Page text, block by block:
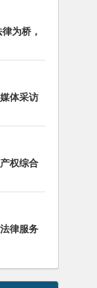
为桥，
体采访
权综合
律服务